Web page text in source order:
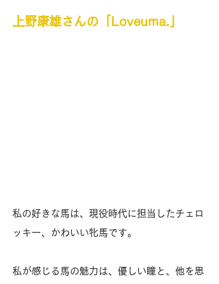
上野康雄さんの「Loveuma.」
私の好きな馬は、現役時代に担当したチェロ
ッキー、かわいい牝馬です。
私が感じる馬の魅力は、優しい瞳と、他を思